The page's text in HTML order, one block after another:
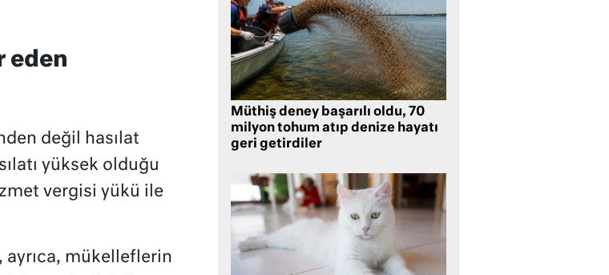
eden
değil hasılat
yüksek olduğu
vergisi yükü ile
ayrıca, mükelleflerin
Müthiş deney başarılı oldu, 70
milyon tohum atıp denize hayatı
geri getirdiler